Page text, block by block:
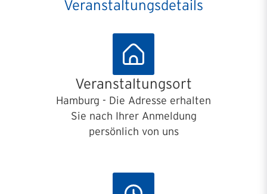
Veranstaltungsdetails
Veranstaltungsort
Hamburg - Die Adresse erhalten
Sie nach Ihrer Anmeldung
persönlich von uns